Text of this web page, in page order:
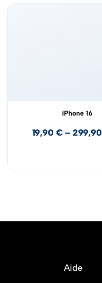
iPhone 16
19,90 € – 299,90
Aide